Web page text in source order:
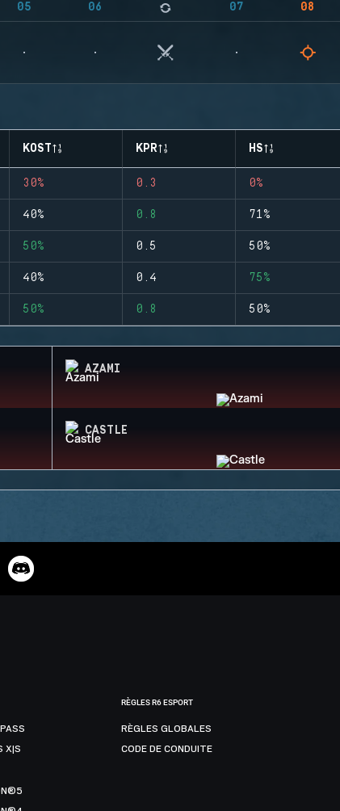
05 06 07 08
KOST KPR HS
30% 0.3 0%
40% 0.8 71%
50% 0.5 50%
40% 0.4 75%
50% 0.8 50%
AZAMI
CASTLE
X|S
RÈGLES R6 ESPORT
RÈGLES GLOBALES
CODE DE CONDUITE